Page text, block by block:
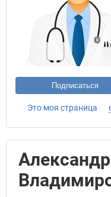
Подписаться
Это моя страница